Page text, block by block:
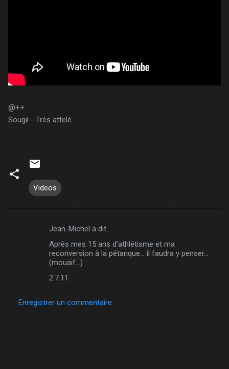
@++
Sougil - Très attelé
Videos
n
Jean-Michel a dit…
Après mes 15 ans d'athlétisme et ma
reconversion à la pétanque... il faudra y penser...
(mouaif...)
2.7.11
Enregistrer un commentaire